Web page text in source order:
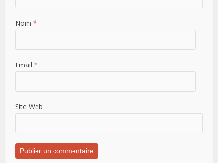
Nom *
Email *
Site Web